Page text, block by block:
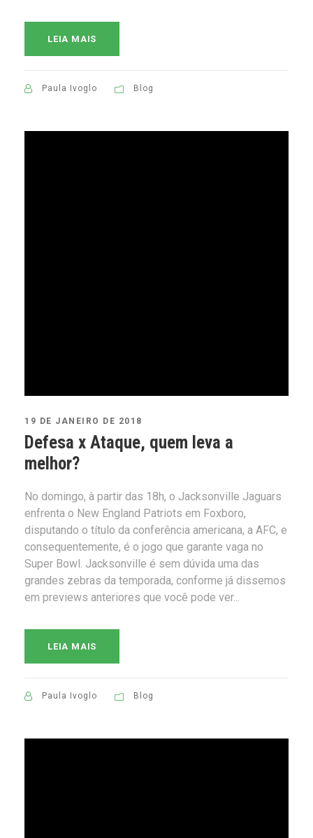
LEIA MAIS
Paula Ivoglo Blog
19 DE JANEIRO DE 2018
Defesa x Ataque, quem leva a
melhor?
No domingo, à partir das 18h, o Jacksonville Jaguars
enfrenta o New England Patriots em Foxboro,
disputando o título da conferência americana, a AFC, e
consequentemente, é o jogo que garante vaga no
Super Bowl. Jacksonville é sem dúvida uma das
grandes zebras da temporada, conforme já dissemos
em previews anteriores que você pode ver...
LEIA MAIS
Paula Ivoglo Blog